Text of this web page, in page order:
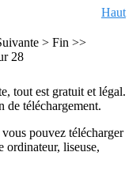
Haut
> Fin >>
28
tout est gratuit et légal.
de téléchargement.
pouvez télécharger
ordinateur, liseuse,